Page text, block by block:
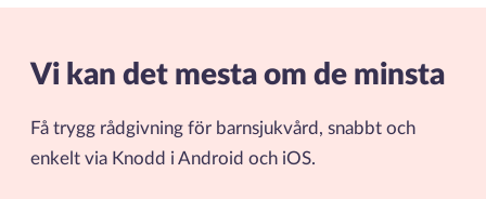
Vi kan det mesta om de minsta
Få trygg rådgivning för barnsjukvård, snabbt och
enkelt via Knodd i Android och iOS.